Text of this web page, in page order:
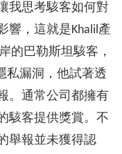
我思考駭客如何對
響，這就是Khalil產
的巴勒斯坦駭客，
私漏洞，他試著透
。通常公司都擁有
駭客提供獎賞。不
舉報並未獲得認